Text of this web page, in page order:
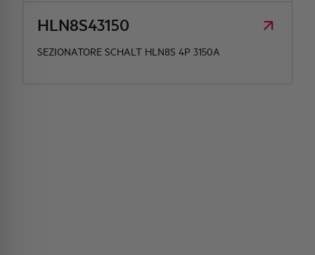
HLN8S43150
SEZIONATORE SCHALT HLN8S 4P 3150A